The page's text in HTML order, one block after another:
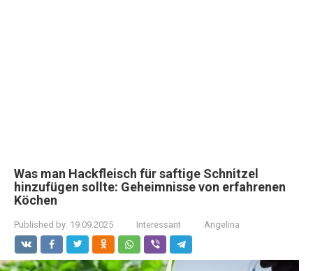
Was man Hackfleisch für saftige Schnitzel
hinzufügen sollte: Geheimnisse von erfahrenen
Köchen
Published by: 19.09.2025 Interessant Angelina